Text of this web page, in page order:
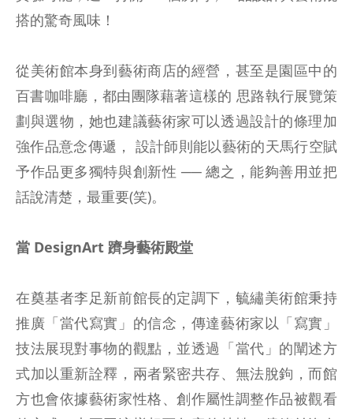
搭的驚奇風味！
從美術館本身到藝術商店的經營，甚至是園區中的
百書咖啡廳，都由團隊藉著這樣的 思路執行展覽策
劃與選物，她也建議藝術家可以透過設計的條理加
強作品意念傳遞， 設計師則能以藝術的天馬行空賦
予作品更多獨特與創新性 ── 總之，能夠善用並把
話說清楚，最重要(笑)。
當 DesignArt 躋身藝術殿堂
在奠基者李足新前館長的定調下，毓繡美術館秉持
推廣「當代寫實」的信念，傳達藝術家以「寫實」
技法展現對事物的觀點，並透過「當代」的闡述方
式加以重新詮釋，兩者緊密共存、無法脫鉤，而館
方也會依據藝術家性格、創作屬性調整作品被觀看